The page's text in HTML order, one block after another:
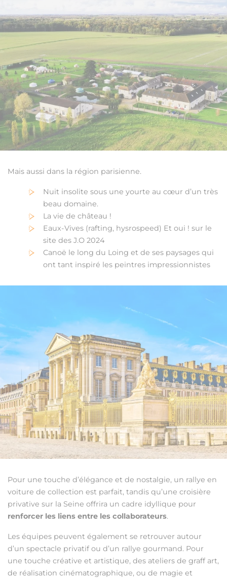
Mais aussi dans la région parisienne.
Nuit insolite sous une yourte au cœur d’un très
beau domaine.
La vie de château !
Eaux-Vives (rafting, hysrospeed) Et oui ! sur le
site des J.O 2024
Canoë le long du Loing et de ses paysages qui
ont tant inspiré les peintres impressionnistes
Pour une touche d’élégance et de nostalgie, un rallye en
voiture de collection est parfait, tandis qu’une croisière
privative sur la Seine offrira un cadre idyllique pour
renforcer les liens entre les collaborateurs.
Les équipes peuvent également se retrouver autour
d’un spectacle privatif ou d’un rallye gourmand. Pour
une touche créative et artistique, des ateliers de graff art,
de réalisation cinématographique, ou de magie et